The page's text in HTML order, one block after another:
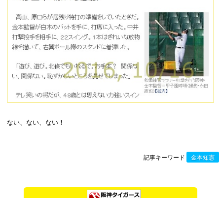
ない、ない、ない！
記事キーワード 金本知憲